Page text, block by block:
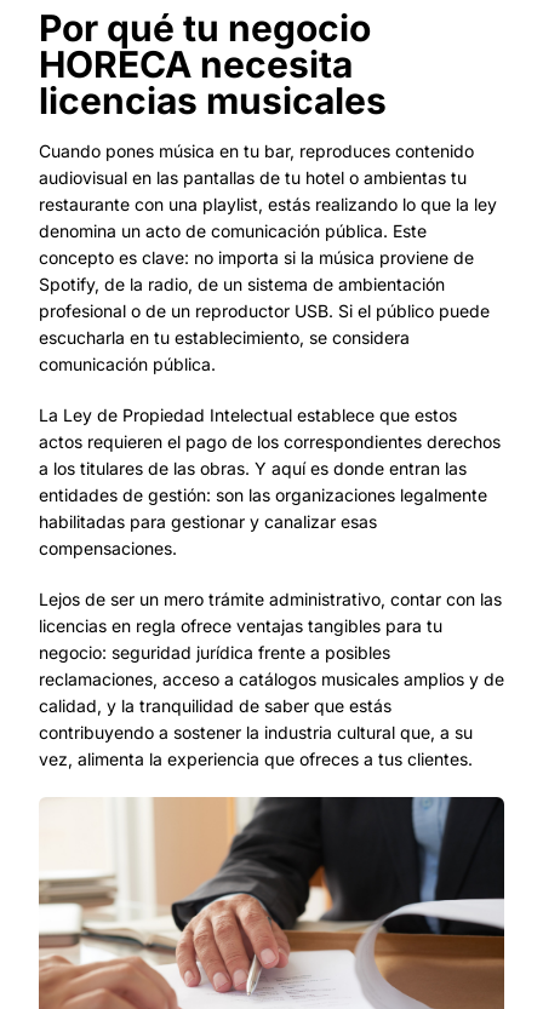
Por qué tu negocio
HORECA necesita
licencias musicales
Cuando pones música en tu bar, reproduces contenido
audiovisual en las pantallas de tu hotel o ambientas tu
restaurante con una playlist, estás realizando lo que la ley
denomina un acto de comunicación pública. Este
concepto es clave: no importa si la música proviene de
Spotify, de la radio, de un sistema de ambientación
profesional o de un reproductor USB. Si el público puede
escucharla en tu establecimiento, se considera
comunicación pública.
La Ley de Propiedad Intelectual establece que estos
actos requieren el pago de los correspondientes derechos
a los titulares de las obras. Y aquí es donde entran las
entidades de gestión: son las organizaciones legalmente
habilitadas para gestionar y canalizar esas
compensaciones.
Lejos de ser un mero trámite administrativo, contar con las
licencias en regla ofrece ventajas tangibles para tu
negocio: seguridad jurídica frente a posibles
reclamaciones, acceso a catálogos musicales amplios y de
calidad, y la tranquilidad de saber que estás
contribuyendo a sostener la industria cultural que, a su
vez, alimenta la experiencia que ofreces a tus clientes.